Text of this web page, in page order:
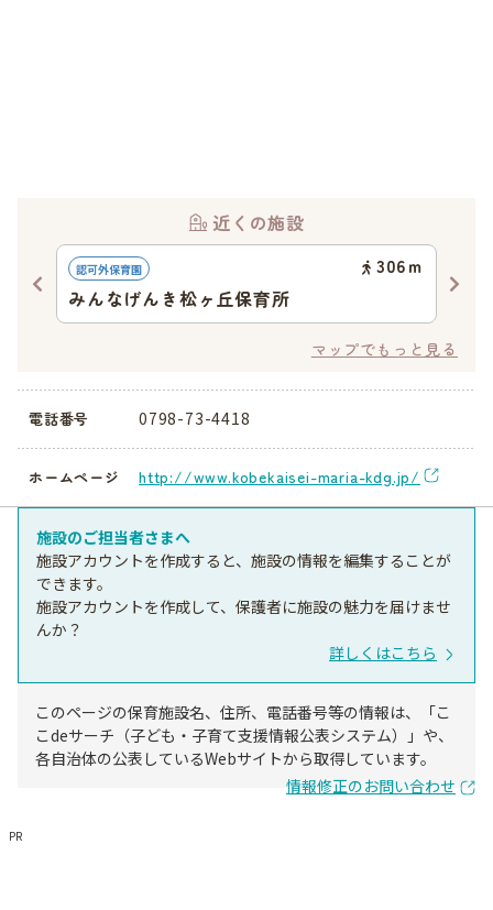
近くの施設
認可外保育園 306ｍ
みんなげんき松ヶ丘保育所
マップでもっと見る
電話番号 0798-73-4418
ホームページ http://www.kobekaisei-maria-kdg.jp/
施設のご担当者さまへ
施設アカウントを作成すると、施設の情報を編集することが
できます。
施設アカウントを作成して、保護者に施設の魅力を届けませ
んか？
詳しくはこちら
このページの保育施設名、住所、電話番号等の情報は、「こ
こdeサーチ（子ども・子育て支援情報公表システム）」や、
各自治体の公表しているWebサイトから取得しています。
情報修正のお問い合わせ
PR